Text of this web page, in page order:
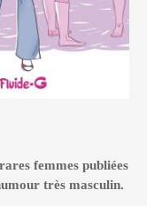
femmes publiées
très masculin.